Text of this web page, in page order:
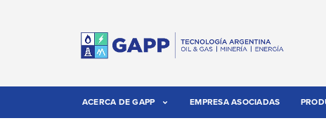
ACERCA DE GAPP EMPRESA ASOCIADAS